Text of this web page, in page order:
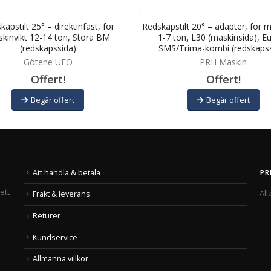
25° – direktinfäst, för
12-14 ton, Stora BM
(redskapssida)
Götene UFO
Offert!
Begär offert
Redskapstilt 20° – adapter, för
1-7 ton, L30 (maskinsida),
SMS/Trima-kombi
PRH Maskin
Offert!
Begär offert
Att handla & betala
Frakt & leverans
Returer
Kundservice
Allmänna villkor